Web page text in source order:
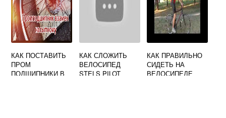
КАК ПОСТАВИТЬ
ПРОМ
ПОДШИПНИКИ В
КАК СЛОЖИТЬ
ВЕЛОСИПЕД
STELS PILOT
КАК ПРАВИЛЬНО
СИДЕТЬ НА
ВЕЛОСИПЕДЕ